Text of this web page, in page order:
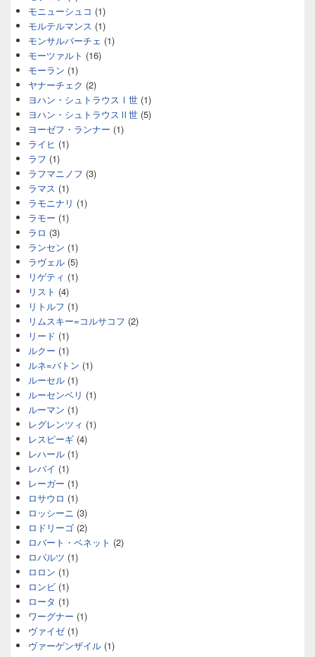
モニューシュコ (1)
モルテルマンス (1)
モンサルバーチェ (1)
モーツァルト (16)
モーラン (1)
ヤナーチェク (2)
ヨハン・シュトラウスⅠ世 (1)
ヨハン・シュトラウスⅡ世 (5)
ヨーゼフ・ランナー (1)
ライヒ (1)
ラフ (1)
ラフマニノフ (3)
ラマス (1)
ラモニナリ (1)
ラモー (1)
ラロ (3)
ランセン (1)
ラヴェル (5)
リゲティ (1)
リスト (4)
リトルフ (1)
リムスキー=コルサコフ (2)
リード (1)
ルクー (1)
ルネ=バトン (1)
ルーセル (1)
ルーセンベリ (1)
ルーマン (1)
レグレンツィ (1)
レスピーギ (4)
レハール (1)
レバイ (1)
レーガー (1)
ロサウロ (1)
ロッシーニ (3)
ロドリーゴ (2)
ロバート・ベネット (2)
ロパルツ (1)
ロロン (1)
ロンビ (1)
ロータ (1)
ワーグナー (1)
ヴァイゼ(1)
ヴァーゲンザイル (1)